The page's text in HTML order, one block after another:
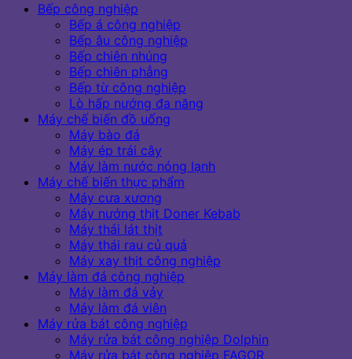
Bếp công nghiệp
Bếp á công nghiệp
Bếp âu công nghiệp
Bếp chiên nhúng
Bếp chiên phẳng
Bếp từ công nghiệp
Lò hấp nướng đa năng
Máy chế biến đồ uống
Máy bào đá
Máy ép trái cây
Máy làm nước nóng lạnh
Máy chế biến thực phẩm
Máy cưa xương
Máy nướng thịt Doner Kebab
Máy thái lát thịt
Máy thái rau củ quả
Máy xay thịt công nghiệp
Máy làm đá công nghiệp
Máy làm đá vảy
Máy làm đá viên
Máy rửa bát công nghiệp
Máy rửa bát công nghiệp Dolphin
Máy rửa bát công nghiệp FAGOR